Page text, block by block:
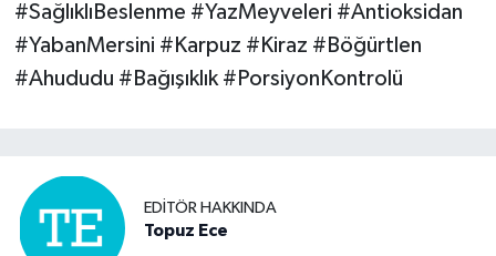
#SağlıklıBeslenme #YazMeyveleri #Antioksidan
#YabanMersini #Karpuz #Kiraz #Böğürtlen
#Ahududu #Bağışıklık #PorsiyonKontrolü
EDITÖR HAKKINDA
Topuz Ece